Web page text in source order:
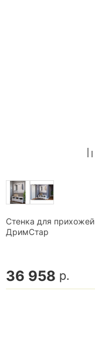
Стенка для прихожей
ДримСтар
36 958 р.